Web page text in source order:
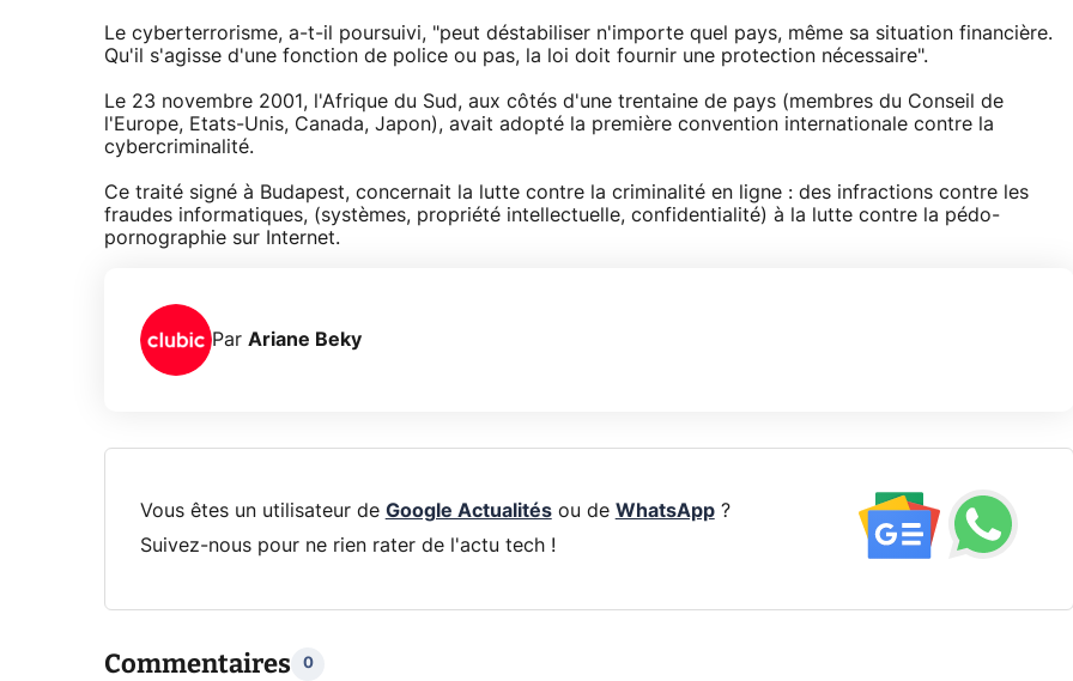
Le cyberterrorisme, a-t-il poursuivi, "peut déstabiliser n'importe quel pays, même sa situation financière.
Qu'il s'agisse d'une fonction de police ou pas, la loi doit fournir une protection nécessaire".
Le 23 novembre 2001, l'Afrique du Sud, aux côtés d'une trentaine de pays (membres du Conseil de
l'Europe, Etats-Unis, Canada, Japon), avait adopté la première convention internationale contre la
cybercriminalité.
Ce traité signé à Budapest, concernait la lutte contre la criminalité en ligne : des infractions contre les
fraudes informatiques, (systèmes, propriété intellectuelle, confidentialité) à la lutte contre la pédo-
pornographie sur Internet.
Par Ariane Beky
Vous êtes un utilisateur de Google Actualitésou de WhatsApp?
Suivez-nous pour ne rien rater de l'actu tech !
Commentaires 0